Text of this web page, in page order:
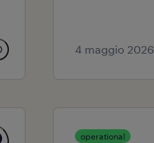
4 maggio 2026
operational